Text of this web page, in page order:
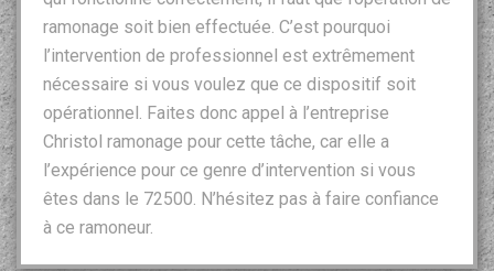
ramonage soit bien effectuée. C’est pourquoi
l’intervention de professionnel est extrêmement
nécessaire si vous voulez que ce dispositif soit
opérationnel. Faites donc appel à l’entreprise
Christol ramonage pour cette tâche, car elle a
l’expérience pour ce genre d’intervention si vous
êtes dans le 72500. N’hésitez pas à faire confiance
à ce ramoneur.